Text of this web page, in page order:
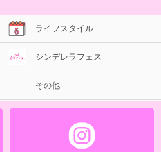
ライフスタイル
シンデレラフェス
その他